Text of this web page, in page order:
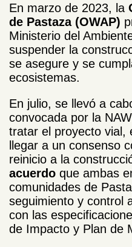
En marzo de 2023, la
de Pastaza (OWAP)
Ministerio del
suspender la
se asegure y se
ecosistemas.
En julio, se llevó a
convocada por la
tratar el proyecto vial,
llegar a un consenso
reinicio a la
acuerdo que ambas
comunidades de
seguimiento y control
con las
de Impacto y Plan de